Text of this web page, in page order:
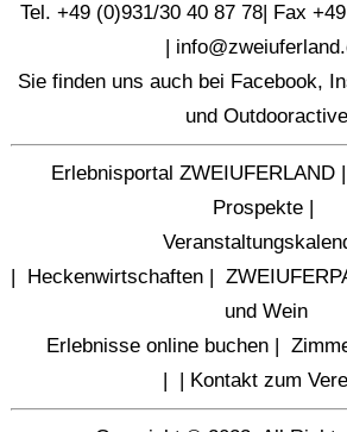
Tel. +49 (0)931/30 40 87 78| Fax
Sie finden uns auch bei Facebook,
und Outdooractive
Erlebnisportal ZWEIUFERLAND
Prospekte
Heckenwirtschaften|
und Wein
Erlebnisse online buchen|
Kontakt zum